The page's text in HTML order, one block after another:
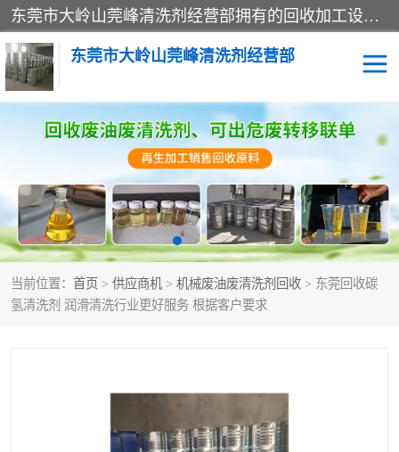
东莞市大岭山莞峰清洗剂经营部拥有的回收加工设备，大量废油回收、废清洗剂回收、废溶剂油回收、机械废油废清洗剂回收、废碳氢回收、碳氢液压油回收、碳氢二氯回收等废清洗剂处理；我们只是提供废旧化工原料的循环使用存放点，执行正规的存放，有正规的回收资质处理。同时我们公司批发零售回收级清洗剂，脱模油再生基础油，质量保证。
东莞市大岭山莞峰清洗剂经营部
当前位置： 首页 > 供应商机 > 机械废油废清洗剂回收 > 东莞回收碳
氢清洗剂 润滑清洗行业更好服务 根据客户要求
废清洗剂回收
废溶剂油回收 机械废油废清洗剂回收
废碳氢回收 碳氢液压油回收
碳氢二氯回收 回收废三四氯乙烯
上门回收废清洗剂